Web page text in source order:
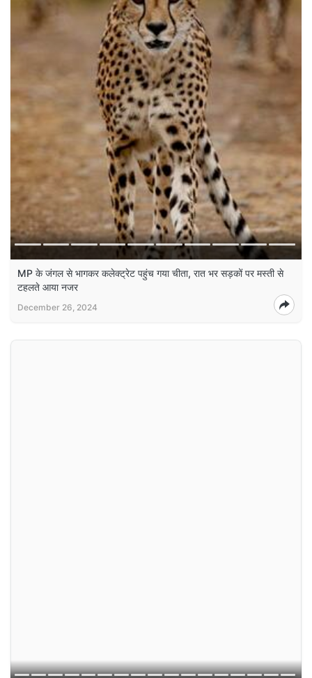
MP के जंगल से भागकर कलेक्ट्रेट पहुंच गया चीता, रात भर सड़कों पर मस्ती से
टहलते आया नजर
December 26, 2024